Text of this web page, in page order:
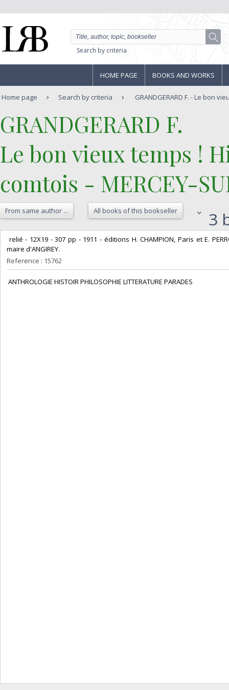
Search by criteria
HOME PAGE BOOKS AND WORKS
Home page Search by criteria GRANDGERARD F. - Le bon
‎GRANDGERARD F. ‎
‎Le bon vieux temps !
comtois - MERCEY-
From same author ... All books of this bookseller 3
relié - 12X19 - 307 pp - 1911 - éditions H. CHAMPION, Paris et E.
maire d'ANGIREY. ‎
Reference : 15762
‎ ANTHROLOGIE HISTOIR PHILOSOPHIE LITTERATURE PARADES‎